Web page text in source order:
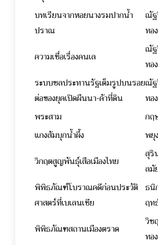
บทเรียนจากหอยนางรมปากน้ำ
ปราณ
ณั
ทอง
ความเชื่อเรื่องคนเล
ณั
ทอง
ระบบชลประทานรัฐเต็มรูปบนรอย
ต่อของยุคเปิดผืนนา-ค้าที่ดิน
ณั
ทอง
พระสาม
กฤ
แกงส้มบุกน้ำผึ้ง
พยุ
วิกฤตสูญพันธุ์เสือเมืองไทย
สุริ
ลมั
พิพิธภัณฑ์โบราณคดีก่อนประวัติ
ศาสตร์ที่เบเลนเซีย
ธนิ
ฤท
พิพิธภัณฑสถานเมืองตราด
วิช
ทอ